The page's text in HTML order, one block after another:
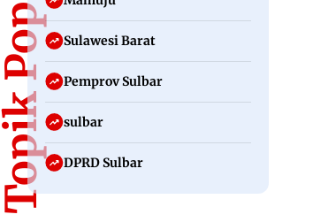
Topik Populer Sulawesi Barat
Pemprov Sulbar
sulbar
DPRD Sulbar